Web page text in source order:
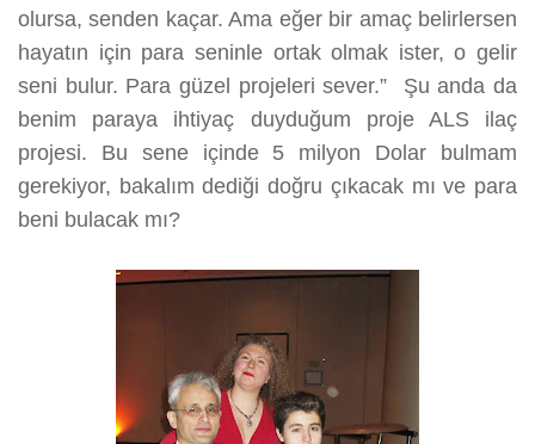
olursa, senden kaçar. Ama eğer bir amaç belirlersen
hayatın için para seninle ortak olmak ister, o gelir
seni bulur. Para güzel projeleri sever.” Şu anda da
benim paraya ihtiyaç duyduğum proje ALS ilaç
projesi. Bu sene içinde 5 milyon Dolar bulmam
gerekiyor, bakalım dediği doğru çıkacak mı ve para
beni bulacak mı?